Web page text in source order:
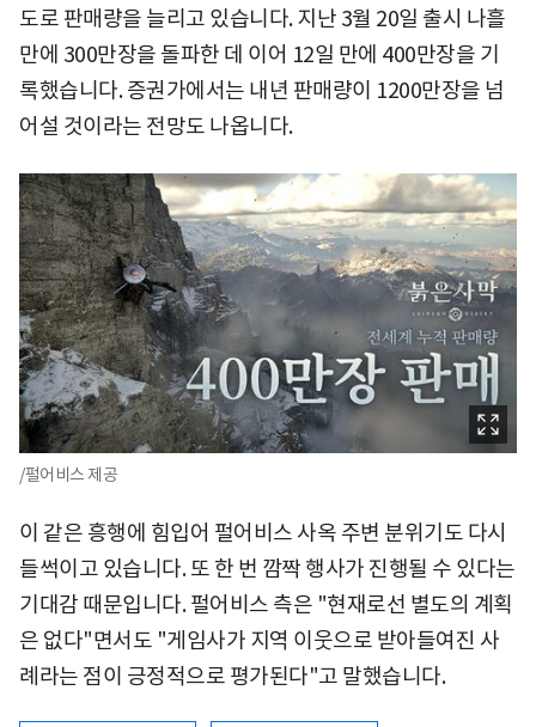
도로 판매량을 늘리고 있습니다. 지난 3월 20일 출시 나흘
만에 300만장을 돌파한 데 이어 12일 만에 400만장을 기
록했습니다. 증권가에서는 내년 판매량이 1200만장을 넘
어설 것이라는 전망도 나옵니다.
/펄어비스 제공
이 같은 흥행에 힘입어 펄어비스 사옥 주변 분위기도 다시
들썩이고 있습니다. 또 한 번 깜짝 행사가 진행될 수 있다는
기대감 때문입니다. 펄어비스 측은 "현재로선 별도의 계획
은 없다"면서도 "게임사가 지역 이웃으로 받아들여진 사
례라는 점이 긍정적으로 평가된다"고 말했습니다.